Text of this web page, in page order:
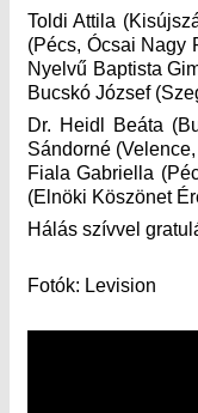
Toldi Attila
(Pécs, Ócsai Nagy
Nyelvű Baptista
Bucskó József
Dr. Heidl Beáta
Sándorné
Fiala Gabriella
(Elnöki Köszönet
Hálás szívvel
Fotók: Levision